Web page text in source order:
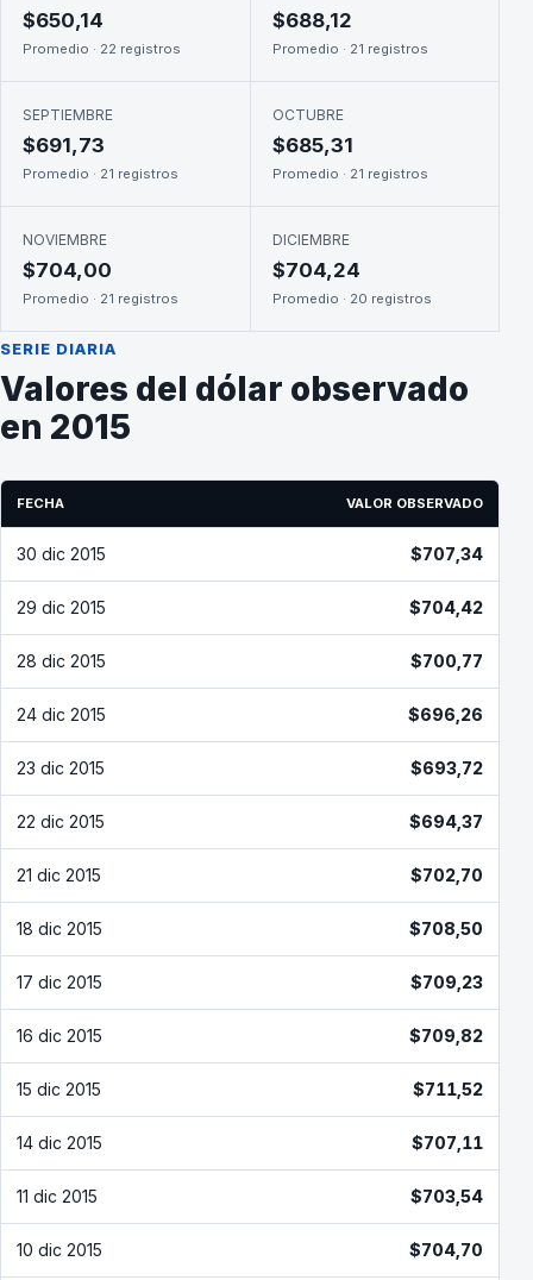
$650,14
Promedio · 22 registros
$688,12
Promedio · 21 registros
SEPTIEMBRE
$691,73
Promedio · 21 registros
OCTUBRE
$685,31
Promedio · 21 registros
NOVIEMBRE
$704,00
Promedio · 21 registros
DICIEMBRE
$704,24
Promedio · 20 registros
SERIE DIARIA
Valores del dólar observado
en 2015
FECHA VALOR OBSERVADO
30 dic 2015 $707,34
29 dic 2015 $704,42
28 dic 2015 $700,77
24 dic 2015 $696,26
23 dic 2015 $693,72
22 dic 2015 $694,37
21 dic 2015 $702,70
18 dic 2015 $708,50
17 dic 2015 $709,23
16 dic 2015 $709,82
15 dic 2015 $711,52
14 dic 2015 $707,11
11 dic 2015 $703,54
10 dic 2015 $704,70